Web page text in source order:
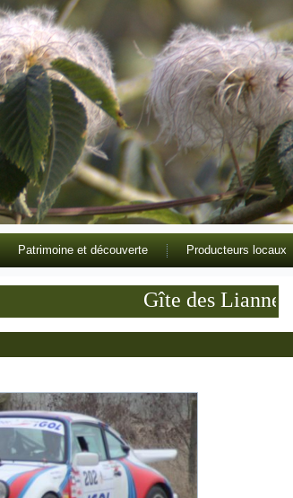
Patrimoine et découverte Producteurs locaux
Gîte des Lianne